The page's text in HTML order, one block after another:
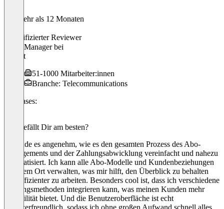
Vor mehr als 12 Monaten
Verifizierter Reviewer
CRM Managerbei
freenet
51-1000 Mitarbeiter:innen
Branche: Telecommunications
Use cases:
Was gefällt Dir am besten?
Ich finde es angenehm, wie es den gesamten Prozess des Abo-
Managements und der Zahlungsabwicklung vereinfacht und nahezu
automatisiert. Ich kann alle Abo-Modelle und Kundenbeziehungen
an einem Ort verwalten, was mir hilft, den Überblick zu behalten
und effizienter zu arbeiten. Besonders cool ist, dass ich verschiedene
Zahlungsmethoden integrieren kann, was meinen Kunden mehr
Flexibilität bietet. Und die Benutzeroberfläche ist echt
benutzerfreundlich, sodass ich ohne großen Aufwand schnell alles